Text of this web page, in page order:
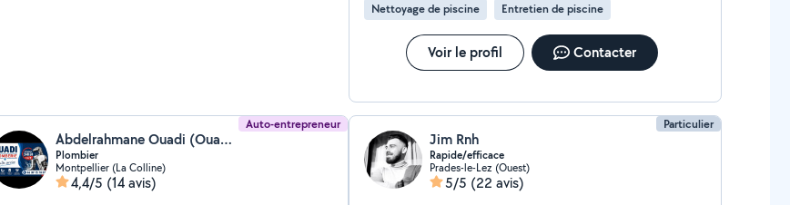
Nettoyage de piscine Entretien de piscine
Voir le profil Contacter
Auto-entrepreneur
Abdelrahmane Ouadi (Ouadi Plomberie)
Plombier
Montpellier (La Colline)
4,4/5 (14 avis)
Particulier
Jim Rnh
Rapide/efficace
Prades-le-Lez (Ouest)
5/5 (22 avis)